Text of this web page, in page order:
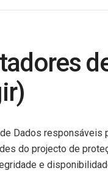
Dados
do projecto de
e